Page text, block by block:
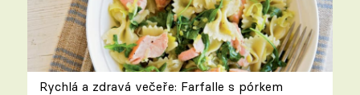
Rychlá a zdravá večeře: Farfalle s pórkem